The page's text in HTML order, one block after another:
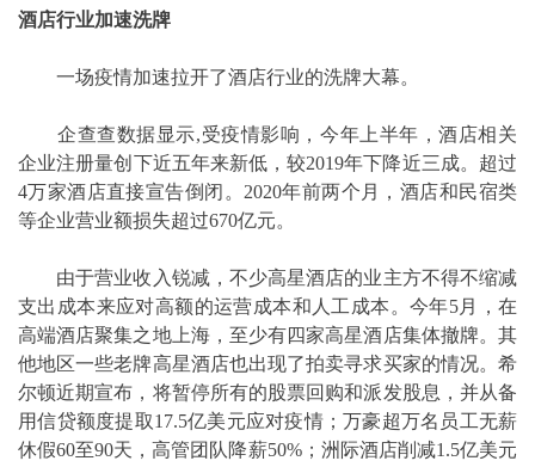
酒店行业加速洗牌
一场疫情加速拉开了酒店行业的洗牌大幕。
企查查数据显示,受疫情影响，今年上半年，酒店相关
企业注册量创下近五年来新低，较2019年下降近三成。超过
4万家酒店直接宣告倒闭。2020年前两个月，酒店和民宿类
等企业营业额损失超过670亿元。
由于营业收入锐减，不少高星酒店的业主方不得不缩减
支出成本来应对高额的运营成本和人工成本。今年5月，在
高端酒店聚集之地上海，至少有四家高星酒店集体撤牌。其
他地区一些老牌高星酒店也出现了拍卖寻求买家的情况。希
尔顿近期宣布，将暂停所有的股票回购和派发股息，并从备
用信贷额度提取17.5亿美元应对疫情；万豪超万名员工无薪
休假60至90天，高管团队降薪50%；洲际酒店削减1.5亿美元